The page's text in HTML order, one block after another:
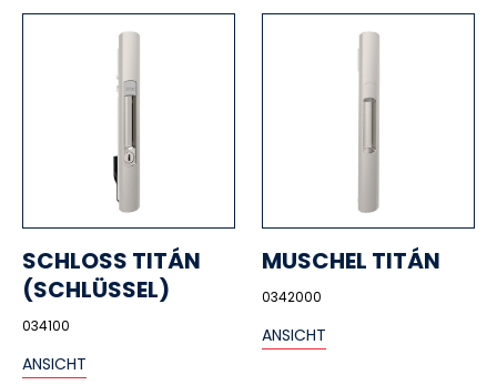
SCHLOSS TITÁN
(SCHLÜSSEL)
034100
ANSICHT
MUSCHEL TITÁN
0342000
ANSICHT